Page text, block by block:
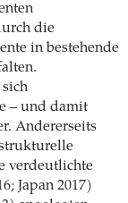
die
in bestehende
– und damit
Andererseits
verdeutlichte
Japan 2017)